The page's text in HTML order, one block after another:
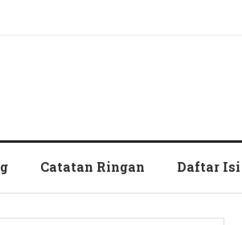
Catatan Ringan Daftar Isi